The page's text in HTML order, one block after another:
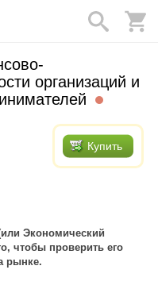
организаций и
Купить
Экономический
чтобы проверить его
рынке.